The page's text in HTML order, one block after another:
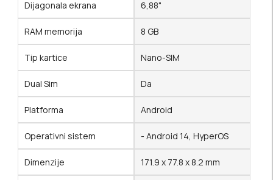
Dijagonala ekrana 6,88"
RAM memorija 8 GB
Tip kartice Nano-SIM
Dual Sim Da
Platforma Android
Operativni sistem - Android 14, HyperOS
Dimenzije 171.9 x 77.8 x 8.2 mm